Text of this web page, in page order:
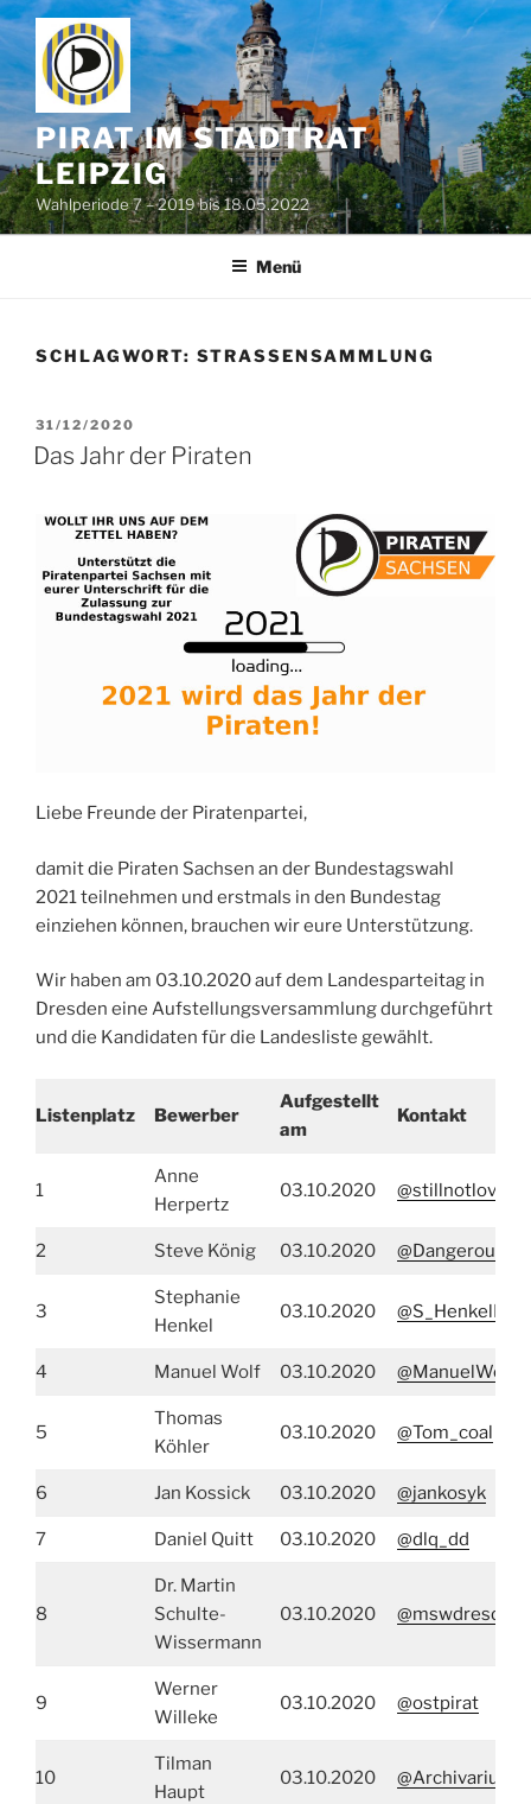
Zum
Inhalt
springen
PIRAT IM STADTRAT
LEIPZIG
Wahlperiode 7 – 2019 bis 18.05.2022
Menü
SCHLAGWORT: STRASSENSAMMLUNG
VERÖFFENTLICHT
AM
31/12/2020
Das Jahr der Piraten
Liebe Freunde der Piratenpartei,
damit die Piraten Sachsen an der Bundestagswahl
2021 teilnehmen und erstmals in den Bundestag
einziehen können, brauchen wir eure Unterstützung.
Wir haben am 03.10.2020 auf dem Landesparteitag in
Dresden eine Aufstellungsversammlung durchgeführt
und die Kandidaten für die Landesliste gewählt.
Listenplatz Bewerber
Aufgestellt
am
Kontakt
1
Anne
Herpertz
03.10.2020 @stillnotlovin
2 Steve König 03.10.2020
3
Stephanie
Henkel
03.10.2020 @S_HenkelDD
4 Manuel Wolf 03.10.2020
5
Thomas
Köhler
03.10.2020 @Tom_coal
6 Jan Kossick 03.10.2020 @jankosyk
7 Daniel Quitt 03.10.2020 @dlq_dd
8
Dr. Martin
Schulte-
Wissermann
03.10.2020 @mswdresden
9
Werner
Willeke
03.10.2020 @ostpirat
10
Tilman
Haupt
03.10.2020 @ArchivariusL